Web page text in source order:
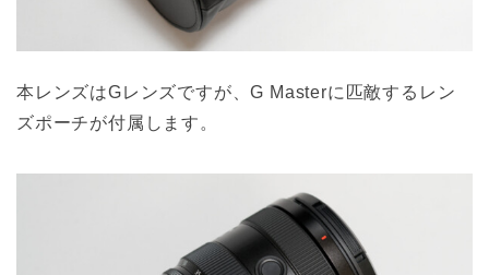
本レンズはGレンズですが、G Masterに匹敵するレン
ズポーチが付属します。